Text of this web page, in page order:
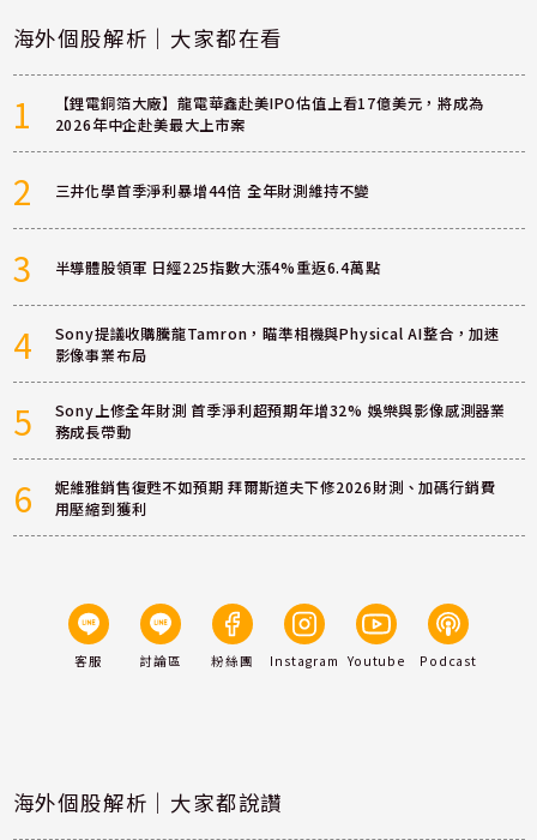
海外個股解析｜大家都在看
1
【鋰電銅箔大廠】龍電華鑫赴美IPO估值上看17億美元，將成為
2026年中企赴美最大上市案
2 三井化學首季淨利暴增44倍 全年財測維持不變
3 半導體股領軍 日經225指數大漲4%重返6.4萬點
4
Sony提議收購騰龍Tamron，瞄準相機與Physical AI整合，加速
影像事業布局
5
Sony上修全年財測 首季淨利超預期年增32% 娛樂與影像感測器業
務成長帶動
6
妮維雅銷售復甦不如預期 拜爾斯道夫下修2026財測、加碼行銷費
用壓縮到獲利
客服 討論區 粉絲團 Instagram Youtube Podcast
海外個股解析｜大家都說讚